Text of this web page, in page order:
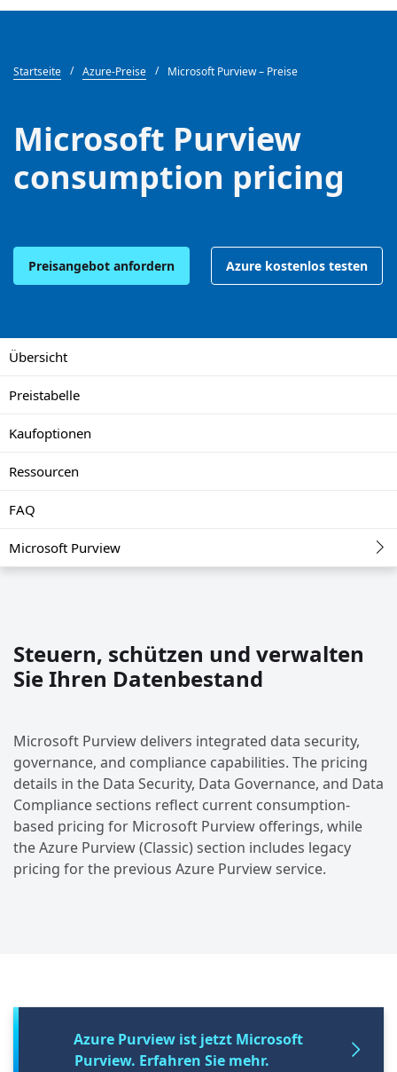
Startseite Azure-Preise Microsoft Purview – Preise
Microsoft Purview
consumption pricing
Preisangebot anfordern Azure kostenlos testen
Übersicht
Preistabelle
Kaufoptionen
Ressourcen
FAQ
Microsoft Purview
Steuern, schützen und verwalten
Sie Ihren Datenbestand
Microsoft Purview delivers integrated data security,
governance, and compliance capabilities. The pricing
details in the Data Security, Data Governance, and Data
Compliance sections reflect current consumption-
based pricing for Microsoft Purview offerings, while
the Azure Purview (Classic) section includes legacy
pricing for the previous Azure Purview service.
Azure Purview ist jetzt Microsoft
Purview. Erfahren Sie mehr.